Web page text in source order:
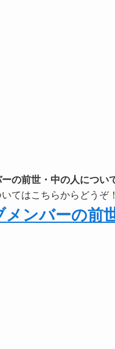
の前世・中の人につい
てはこちらからどうぞ！
ンバーの前